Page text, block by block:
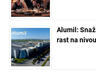
Alumil:
rast na